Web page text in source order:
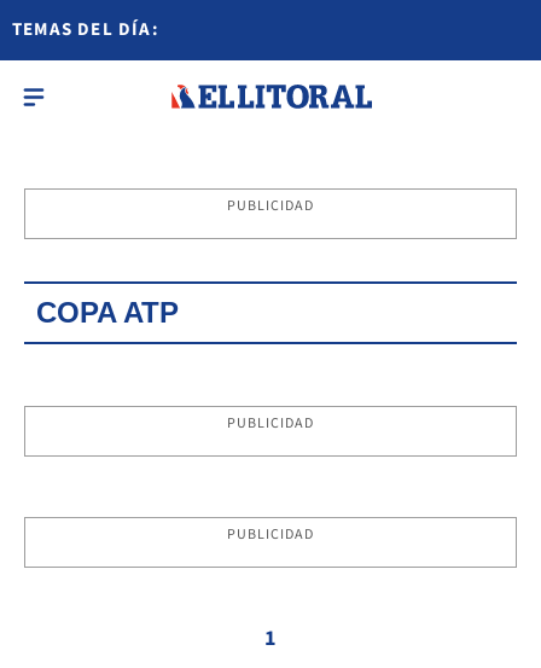
TEMAS DEL DÍA:
PUBLICIDAD
COPA ATP
PUBLICIDAD
PUBLICIDAD
1